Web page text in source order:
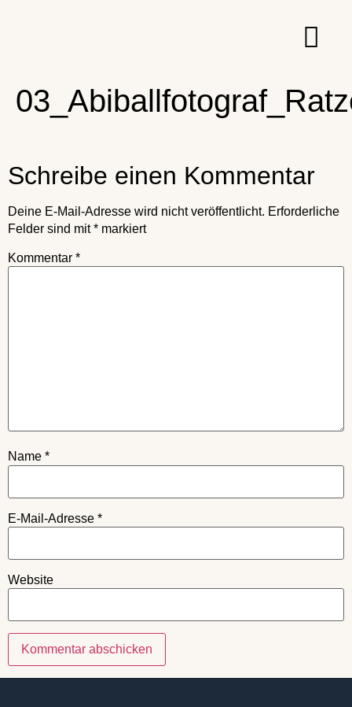
Schreibe einen Kommentar
Deine E-Mail-Adresse wird nicht veröffentlicht. Erforderliche
Felder sind mit* markiert
Kommentar *
Name *
E-Mail-Adresse *
Website